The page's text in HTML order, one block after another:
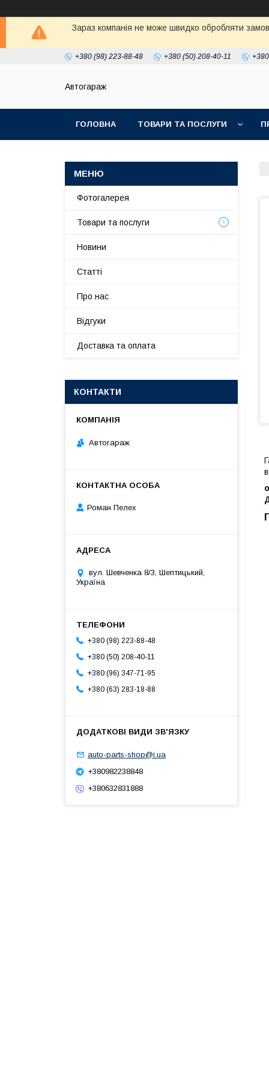
Зараз компанія не може швидко обробляти
+380 (98) 223-88-48 +380 (50) 208-40-11
Автогараж
ГОЛОВНА ТОВАРИ ТА ПОСЛУГИ
Фотогалерея
Товари та послуги
Новини
Статті
Про нас
Відгуки
Доставка та оплата
КОНТАКТИ
Автогараж
Роман Пелех
вул. Шевченка 8/3, Шептицький,
Україна
+380 (98) 223-88-48
+380 (50) 208-40-11
+380 (96) 347-71-95
+380 (63) 283-18-88
auto-parts-shop@i.ua
+380982238848
+380632831888